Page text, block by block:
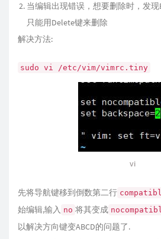
当编辑出现错误，想要删除时，发现
只能用Delete键来删除
解决方法:
sudo vi /etc/vim/vimrc.tiny
vi
先将导航键移到倒数第二行
始编辑,输入 no 将其变成
以解决方向键变ABCD的问题了.